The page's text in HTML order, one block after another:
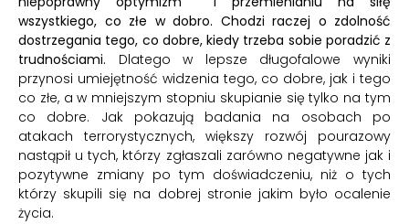
wszystkiego, co złe w dobro. Chodzi raczej o zdolność
dostrzegania tego, co dobre, kiedy trzeba sobie poradzić z
trudnościami. Dlatego w lepsze długofalowe wyniki
przynosi umiejętność widzenia tego, co dobre, jak i tego
co złe, a w mniejszym stopniu skupianie się tylko na tym
co dobre. Jak pokazują badania na osobach po
atakach terrorystycznych, większy rozwój pourazowy
nastąpił u tych, którzy zgłaszali zarówno negatywne jak i
pozytywne zmiany po tym doświadczeniu, niż o tych
którzy skupili się na dobrej stronie jakim było ocalenie
życia.